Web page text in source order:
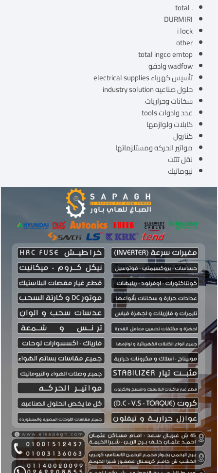
. total
DURMIRI
i lock
other
total ingco emtop
wadfow وادفو
تأسيس كهرباء electrical supplies
حلول صناعيه industry solution
سخانات وحراريات
عدد وادوات tools
كابلات ولوازمها
كنترول
مواتير الحركه ومستلزماتها
نقل تتتت
نيوماتيك